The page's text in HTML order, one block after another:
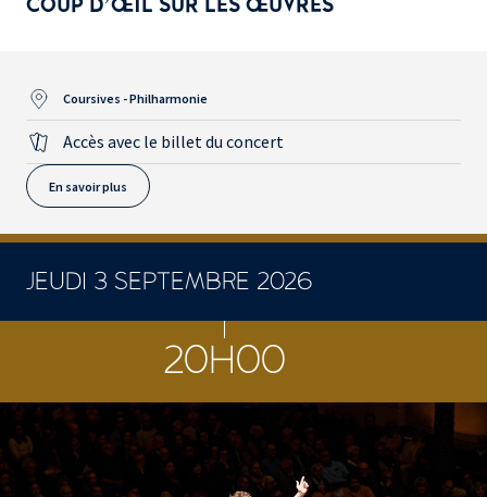
COUP D’ŒIL SUR LES ŒUVRES
Coursives - Philharmonie
Accès avec le billet du concert
En savoir plus
JEUDI 3 SEPTEMBRE 2026
20H00